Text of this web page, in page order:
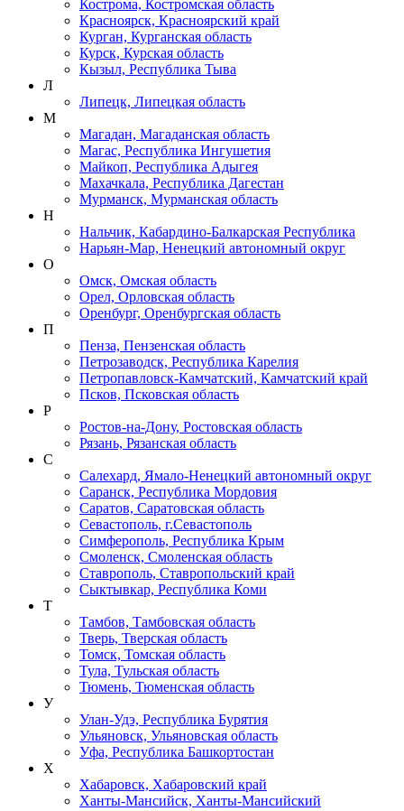
Кострома, Костромская область
Красноярск, Красноярский край
Курган, Курганская область
Курск, Курская область
Кызыл, Республика Тыва
Л
Липецк, Липецкая область
М
Магадан, Магаданская область
Магас, Республика Ингушетия
Майкоп, Республика Адыгея
Махачкала, Республика Дагестан
Мурманск, Мурманская область
Н
Нальчик, Кабардино-Балкарская Республика
Нарьян-Мар, Ненецкий автономный округ
О
Омск, Омская область
Орел, Орловская область
Оренбург, Оренбургская область
П
Пенза, Пензенская область
Петрозаводск, Республика Карелия
Петропавловск-Камчатский, Камчатский край
Псков, Псковская область
Р
Ростов-на-Дону, Ростовская область
Рязань, Рязанская область
С
Салехард, Ямало-Ненецкий автономный округ
Саранск, Республика Мордовия
Саратов, Саратовская область
Севастополь, г.Севастополь
Симферополь, Республика Крым
Смоленск, Смоленская область
Ставрополь, Ставропольский край
Сыктывкар, Республика Коми
Т
Тамбов, Тамбовская область
Тверь, Тверская область
Томск, Томская область
Тула, Тульская область
Тюмень, Тюменская область
У
Улан-Удэ, Республика Бурятия
Ульяновск, Ульяновская область
Уфа, Республика Башкортостан
Х
Хабаровск, Хабаровский край
Ханты-Мансийск, Ханты-Мансийский